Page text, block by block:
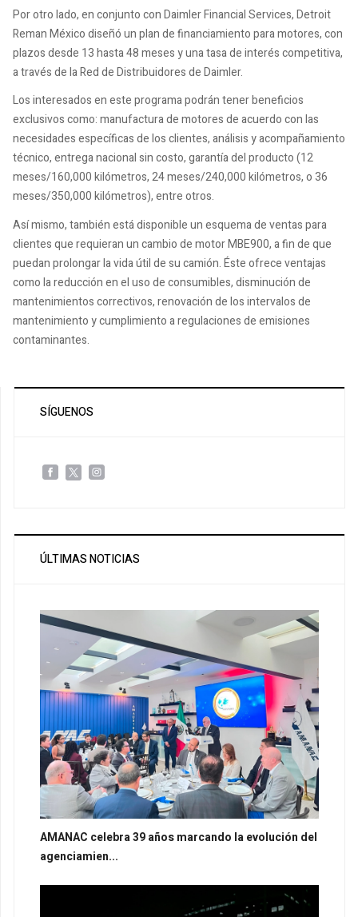
Por otro lado, en conjunto con Daimler Financial Services, Detroit
Reman México diseñó un plan de financiamiento para motores, con
plazos desde 13 hasta 48 meses y una tasa de interés competitiva,
a través de la Red de Distribuidores de Daimler.
Los interesados en este programa podrán tener beneficios
exclusivos como: manufactura de motores de acuerdo con las
necesidades específicas de los clientes, análisis y acompañamiento
técnico, entrega nacional sin costo, garantía del producto (12
meses/160,000 kilómetros, 24 meses/240,000 kilómetros, o 36
meses/350,000 kilómetros), entre otros.
Así mismo, también está disponible un esquema de ventas para
clientes que requieran un cambio de motor MBE900, a fin de que
puedan prolongar la vida útil de su camión. Éste ofrece ventajas
como la reducción en el uso de consumibles, disminución de
mantenimientos correctivos, renovación de los intervalos de
mantenimiento y cumplimiento a regulaciones de emisiones
contaminantes.
SÍGUENOS
ÚLTIMAS NOTICIAS
AMANAC celebra 39 años marcando la evolución del
agenciamien...